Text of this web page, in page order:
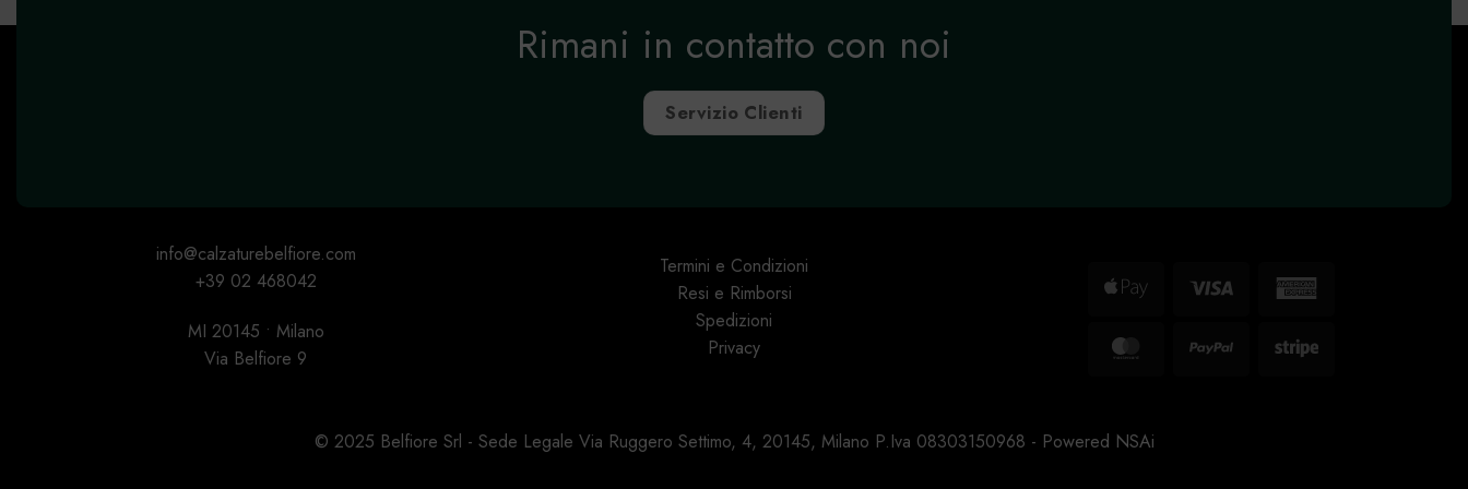
Rimani in contatto con noi
Servizio Clienti
info@calzaturebelfiore.com
+39 02 468042
MI 20145 • Milano
Via Belfiore 9
Termini e Condizioni
Resi e Rimborsi
Spedizioni
Privacy
Apple
Visa
American
MasterCard
Stripe
© 2025 Belfiore Srl - Sede Legale Via Ruggero Settimo, 4, 20145, Milano P.Iva 08303150968 - Powered NSAi